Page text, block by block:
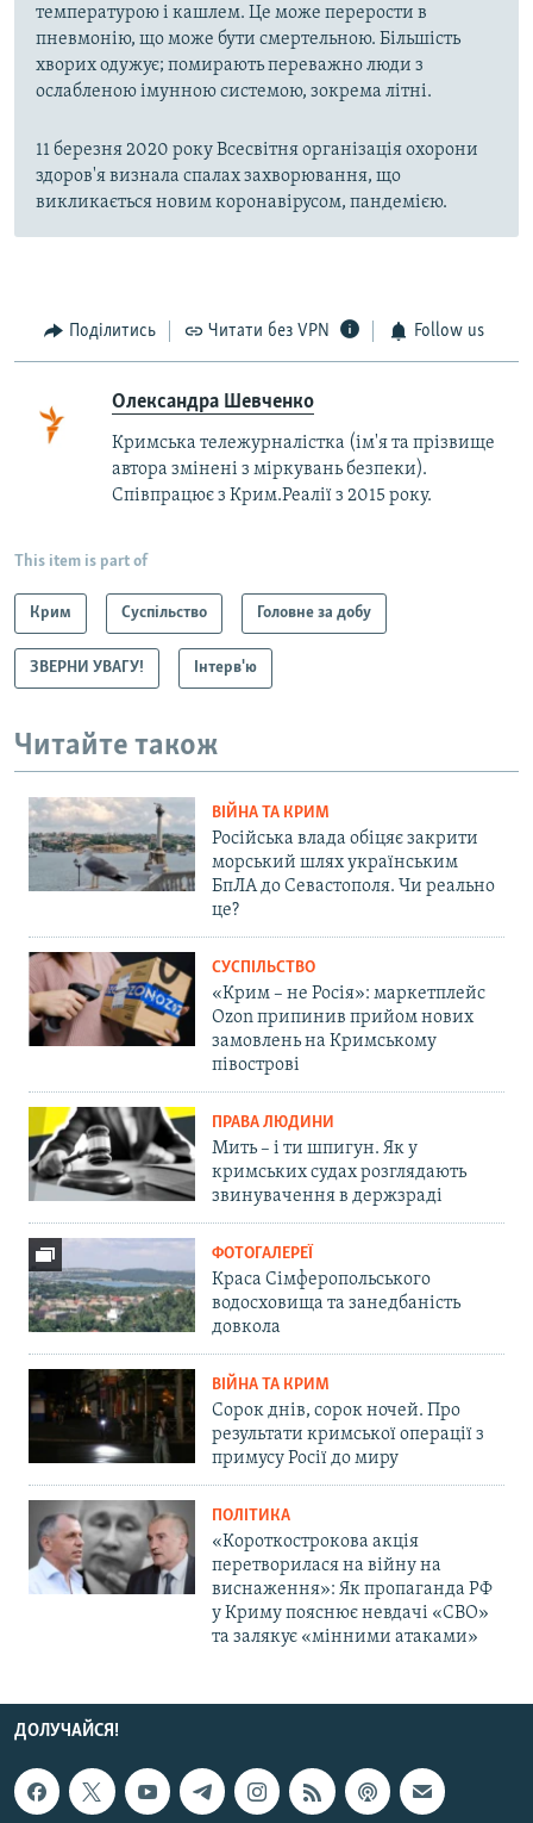
температурою і кашлем. Це може перерости в
пневмонію, що може бути смертельною. Більшість
хворих одужує; помирають переважно люди з
ослабленою імунною системою, зокрема літні.
11 березня 2020 року Всесвітня організація охорони
здоров'я визнала спалах захворювання, що
викликається новим коронавірусом, пандемією.
Поділитись Читати без VPN Follow us
Олександра Шевченко
Кримська тележурналістка (ім'я та прізвище
автора змінені з міркувань безпеки).
Співпрацює з Крим.Реалії з 2015 року.
This item is part of
Крим Суспільство Головне за добу
ЗВЕРНИ УВАГУ! Інтерв'ю
Читайте також
ВІЙНА ТА КРИМ
Російська влада обіцяє закрити
морський шлях українським
БпЛА до Севастополя. Чи реально
це?
СУСПІЛЬСТВО
«Крим – не Росія»: маркетплейс
Ozon припинив прийом нових
замовлень на Кримському
півострові
ПРАВА ЛЮДИНИ
Мить – і ти шпигун. Як у
кримських судах розглядають
звинувачення в держзраді
ФОТОГАЛЕРЕЇ
Краса Сімферопольського
водосховища та занедбаність
довкола
ВІЙНА ТА КРИМ
Сорок днів, сорок ночей. Про
результати кримської операції з
примусу Росії до миру
ПОЛІТИКА
«Короткострокова акція
перетворилася на війну на
виснаження»: Як пропаганда РФ
у Криму пояснює невдачі «СВО»
та залякує «мінними атаками»
ДОЛУЧАЙСЯ!